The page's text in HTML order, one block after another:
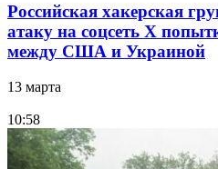
Российская хакерская
атаку на соцсеть Х
между США и Украиной
13 марта
10:58